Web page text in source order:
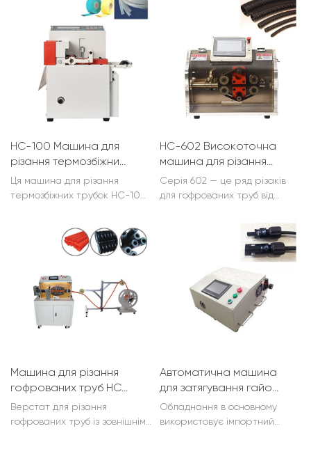
HC-100 Машина для
різання термозбіжних
труб
Ця машина для різання
термозбіжних трубок HC-100
мікрокомп’ютерний пристрій
числового керування.
довжина/кількість різання,
вільно встановлювати. Висока
точність, низькі втрати.
Ергономічний дизайн
моделей
HC-602 Високоточна
машина для різання
гофрованих труб
Серія 602 — це ряд різаків
для гофрованих труб від
підходить для різання
гофрованих труб діаметром
Машина для різання
гофрованих труб HC-
605
Верстат для різання
гофрованих труб із зовнішнім
Автоматична машина
для затягування гайок
HC-NLM
Обладнання в основному
використовує імпортний